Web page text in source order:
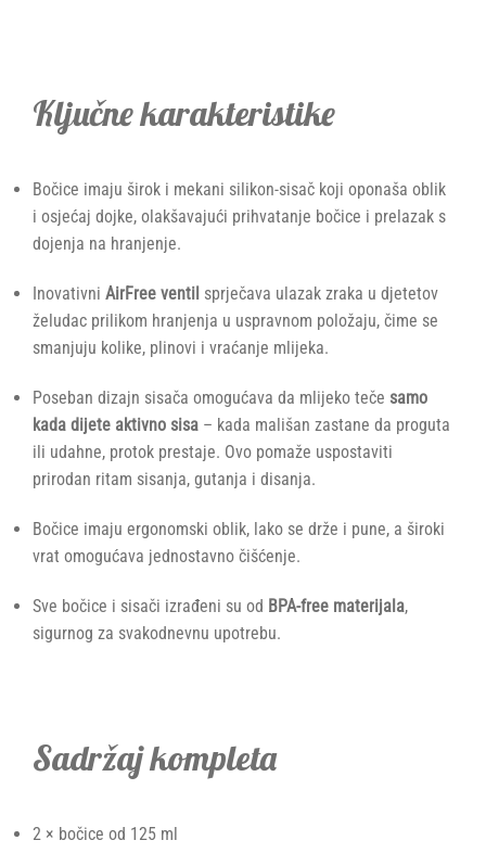
Ključne karakteristike
Bočice imaju širok i mekani silikon-sisač koji oponaša oblik
i osjećaj dojke, olakšavajući prihvatanje bočice i prelazak s
dojenja na hranjenje.
Inovativni AirFree ventil sprječava ulazak zraka u djetetov
želudac prilikom hranjenja u uspravnom položaju, čime se
smanjuju kolike, plinovi i vraćanje mlijeka.
Poseban dizajn sisača omogućava da mlijeko teče samo
kada dijete aktivno sisa – kada mališan zastane da proguta
ili udahne, protok prestaje. Ovo pomaže uspostaviti
prirodan ritam sisanja, gutanja i disanja.
Bočice imaju ergonomski oblik, lako se drže i pune, a široki
vrat omogućava jednostavno čišćenje.
Sve bočice i sisači izrađeni su od BPA-free materijala,
sigurnog za svakodnevnu upotrebu.
Sadržaj kompleta
2 × bočice od 125 ml